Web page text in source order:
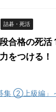
詰碁・死活
段合格の死
をつける！
集 ②上級編」